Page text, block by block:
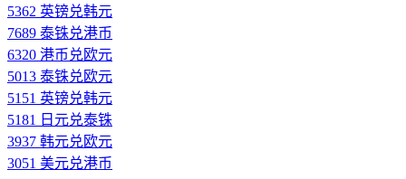
5362 英镑兑韩元
7689 泰铢兑港币
6320 港币兑欧元
5013 泰铢兑欧元
5151 英镑兑韩元
5181 日元兑泰铢
3937 韩元兑欧元
3051 美元兑港币